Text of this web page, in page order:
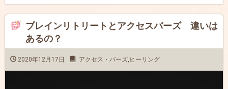
ブレインリトリートとアクセスバーズ 違いは
あるの？
2020年12月17日 アクセス・バーズ, ヒーリング